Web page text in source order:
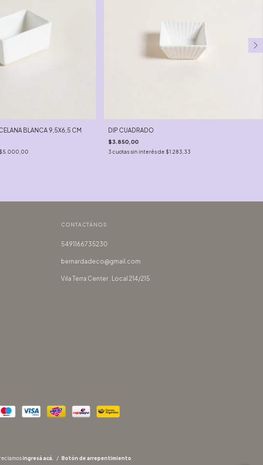
BLANCA 9,5X6,5 CM
$5.000,00
DIP CUADRADO
$3.850,00
3 cuotas sin interés de $1.283,33
CONTACTÁNOS
5491166735230
bernardadeco@gmail.com
Vila Terra Center . Local 214/215
ingresá acá. / Botón de arrepentimiento